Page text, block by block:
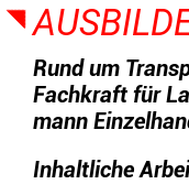
Rund um
Fachkraft für
mann
Inhaltliche